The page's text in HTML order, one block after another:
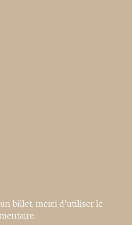
billet, merci d’utiliser le
.